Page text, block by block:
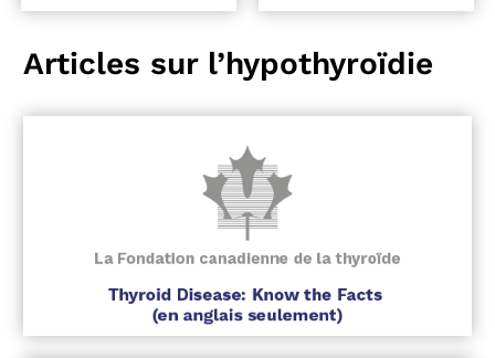
Articles sur l’hypothyroïdie